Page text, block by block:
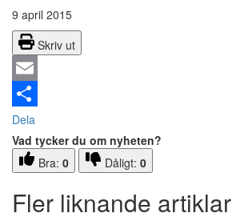
9 april 2015
Skriv ut
Email
Dela
Vad tycker du om nyheten?
Bra: 0 Dåligt: 0
Fler liknande artiklar